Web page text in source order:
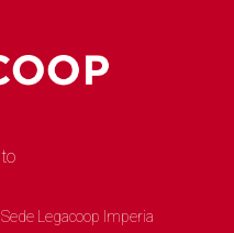
Sede Legacoop Imperia